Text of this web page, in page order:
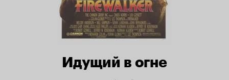
Идущий в огне